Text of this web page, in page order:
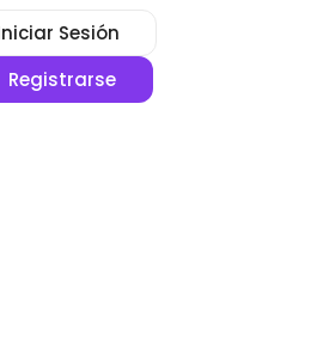
Sesión
Registrarse